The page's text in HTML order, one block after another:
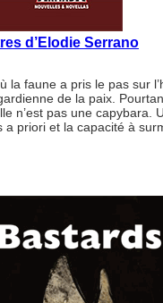
d’Elodie Serrano
la faune a pris le pas sur
de la paix.
n’est pas une capybara.
a priori et la capacité à